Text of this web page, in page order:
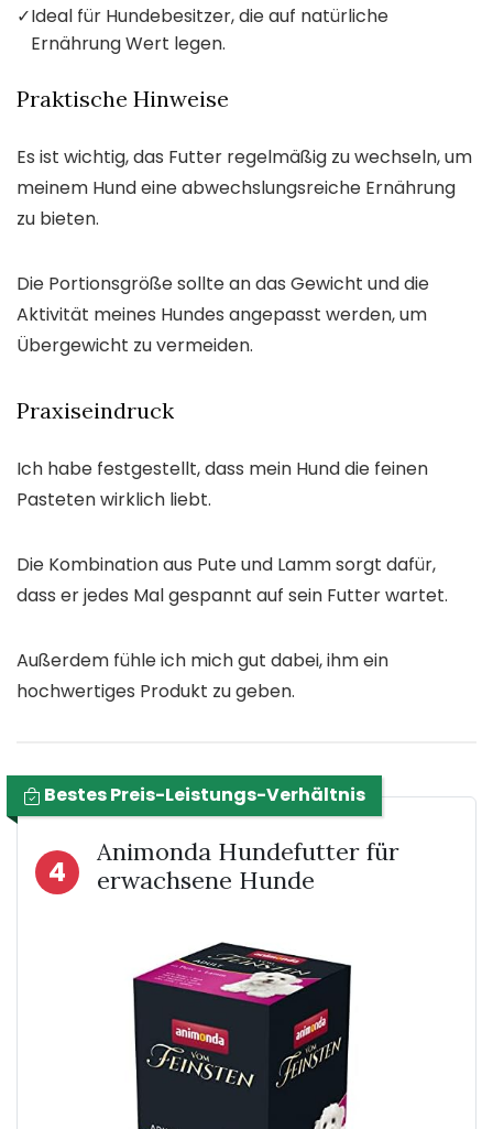
✓Ideal für Hundebesitzer, die auf natürliche
Ernährung Wert legen.
Praktische Hinweise
Es ist wichtig, das Futter regelmäßig zu wechseln, um
meinem Hund eine abwechslungsreiche Ernährung
zu bieten.
Die Portionsgröße sollte an das Gewicht und die
Aktivität meines Hundes angepasst werden, um
Übergewicht zu vermeiden.
Praxiseindruck
Ich habe festgestellt, dass mein Hund die feinen
Pasteten wirklich liebt.
Die Kombination aus Pute und Lamm sorgt dafür,
dass er jedes Mal gespannt auf sein Futter wartet.
Außerdem fühle ich mich gut dabei, ihm ein
hochwertiges Produkt zu geben.
Bestes Preis-Leistungs-Verhältnis
4
Animonda Hundefutter für
erwachsene Hunde